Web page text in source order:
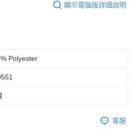
顯示電腦版詳細說明
Polyester
客服